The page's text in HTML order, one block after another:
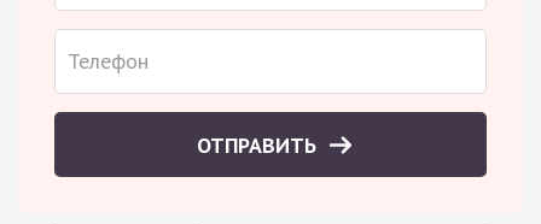
ОТПРАВИТЬ